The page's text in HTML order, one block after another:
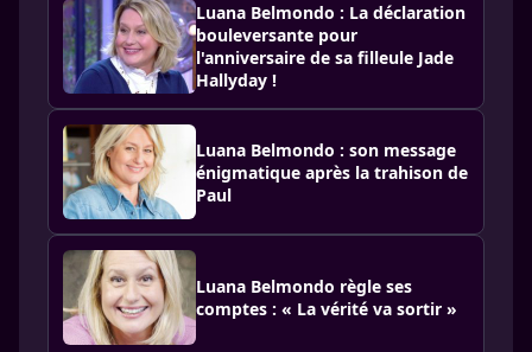
Luana Belmondo : La déclaration
bouleversante pour
l'anniversaire de sa filleule Jade
Hallyday !
Luana Belmondo : son message
énigmatique après la trahison de
Paul
Luana Belmondo règle ses
comptes : « La vérité va sortir »